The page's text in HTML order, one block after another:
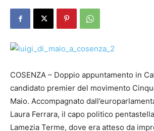
COSENZA – Doppio appuntamento in
candidato premier del movimento
Maio. Accompagnato
Laura Ferrara, il capo politico
Lamezia Terme, dove era atteso da